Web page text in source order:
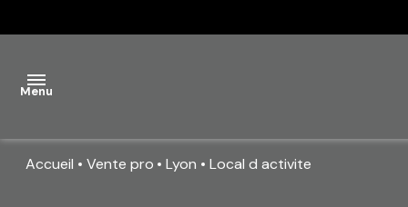
Menu
Accueil Vente pro Lyon Local d activite